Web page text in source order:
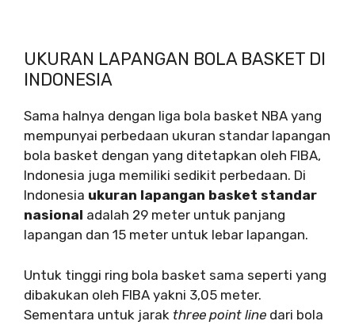
UKURAN LAPANGAN BOLA BASKET DI
INDONESIA
Sama halnya dengan liga bola basket NBA yang
mempunyai perbedaan ukuran standar lapangan
bola basket dengan yang ditetapkan oleh FIBA,
Indonesia juga memiliki sedikit perbedaan. Di
Indonesia ukuran lapangan basket standar
nasional adalah 29 meter untuk panjang
lapangan dan 15 meter untuk lebar lapangan.
Untuk tinggi ring bola basket sama seperti yang
dibakukan oleh FIBA yakni 3,05 meter.
Sementara untuk jarak three point line dari bola